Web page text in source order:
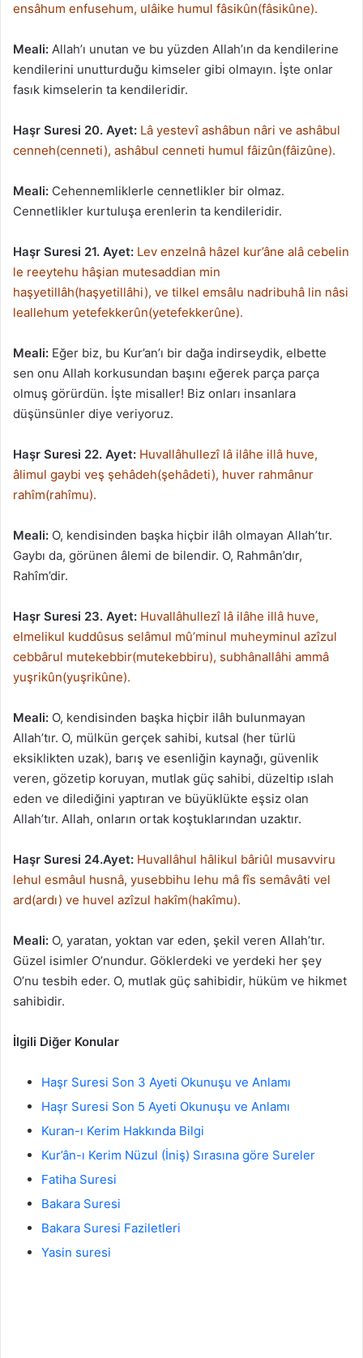
ensâhum enfusehum, ulâike humul fâsikûn(fâsikûne).
Meali: Allah’ı unutan ve bu yüzden Allah’ın da kendilerine
kendilerini unutturduğu kimseler gibi olmayın. İşte onlar
fasık kimselerin ta kendileridir.
Haşr Suresi 20. Ayet: Lâ yestevî ashâbun nâri ve ashâbul
cenneh(cenneti), ashâbul cenneti humul fâizûn(fâizûne).
Meali: Cehennemliklerle cennetlikler bir olmaz.
Cennetlikler kurtuluşa erenlerin ta kendileridir.
Haşr Suresi 21. Ayet: Lev enzelnâ hâzel kur’âne alâ cebelin
le reeytehu hâşian mutesaddian min
haşyetillâh(haşyetillâhi), ve tilkel emsâlu nadribuhâ lin nâsi
leallehum yetefekkerûn(yetefekkerûne).
Meali: Eğer biz, bu Kur’an’ı bir dağa indirseydik, elbette
sen onu Allah korkusundan başını eğerek parça parça
olmuş görürdün. İşte misaller! Biz onları insanlara
düşünsünler diye veriyoruz.
Haşr Suresi 22. Ayet: Huvallâhullezî lâ ilâhe illâ huve,
âlimul gaybi veş şehâdeh(şehâdeti), huver rahmânur
rahîm(rahîmu).
Meali: O, kendisinden başka hiçbir ilâh olmayan Allah’tır.
Gaybı da, görünen âlemi de bilendir. O, Rahmân’dır,
Rahîm’dir.
Haşr Suresi 23. Ayet: Huvallâhullezî lâ ilâhe illâ huve,
elmelikul kuddûsus selâmul mû’minul muheyminul azîzul
cebbârul mutekebbir(mutekebbiru), subhânallâhi ammâ
yuşrikûn(yuşrikûne).
Meali: O, kendisinden başka hiçbir ilâh bulunmayan
Allah’tır. O, mülkün gerçek sahibi, kutsal (her türlü
eksiklikten uzak), barış ve esenliğin kaynağı, güvenlik
veren, gözetip koruyan, mutlak güç sahibi, düzeltip ıslah
eden ve dilediğini yaptıran ve büyüklükte eşsiz olan
Allah’tır. Allah, onların ortak koştuklarından uzaktır.
Haşr Suresi 24.Ayet: Huvallâhul hâlikul bâriûl musavviru
lehul esmâul husnâ, yusebbihu lehu mâ fîs semâvâti vel
ard(ardı) ve huvel azîzul hakîm(hakîmu).
Meali: O, yaratan, yoktan var eden, şekil veren Allah’tır.
Güzel isimler O’nundur. Göklerdeki ve yerdeki her şey
O’nu tesbih eder. O, mutlak güç sahibidir, hüküm ve hikmet
sahibidir.
İlgili Diğer Konular
Haşr Suresi Son 3 Ayeti Okunuşu ve Anlamı
Haşr Suresi Son 5 Ayeti Okunuşu ve Anlamı
Kuran-ı Kerim Hakkında Bilgi
Kur’ân-ı Kerim Nüzul (İniş) Sırasına göre Sureler
Fatiha Suresi
Bakara Suresi
Bakara Suresi Faziletleri
Yasin suresi